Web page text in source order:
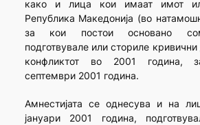
како и лица кои имаат имот
Република Маке­до­нија (во
за кои постои основано
подготвувале или сториле
конфлик­тот во 2001 година,
септември 2001 година.
Амнестијата се однесува и на
јануари 2001 година,